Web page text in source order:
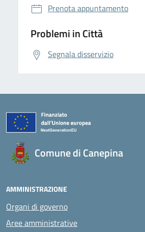
Prenota appuntamento
Problemi in Città
Segnala disservizio
Comune di Canepina
AMMINISTRAZIONE
Organi di governo
Aree amministrative